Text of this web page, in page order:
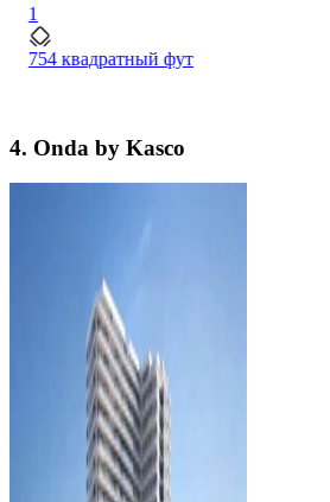
1
754 квадратный фут
4. Onda by Kasco